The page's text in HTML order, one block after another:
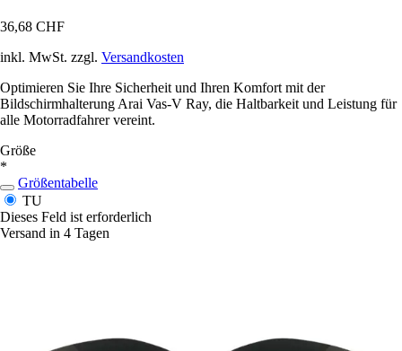
36,68 CHF
inkl. MwSt. zzgl. Versandkosten
Optimieren Sie Ihre Sicherheit und Ihren Komfort mit der
Bildschirmhalterung Arai Vas-V Ray, die Haltbarkeit und Leistung für
alle Motorradfahrer vereint.
Größe
*
Größentabelle
TU
Dieses Feld ist erforderlich
Versand in 4 Tagen